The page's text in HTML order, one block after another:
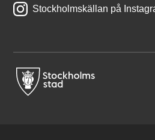
Stockholmskällan på